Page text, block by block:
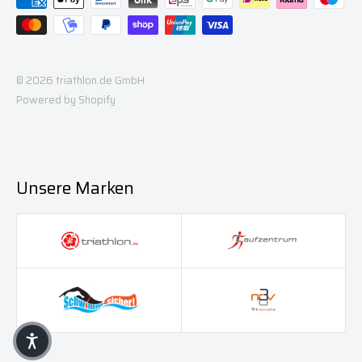
© 2026 triathlon.de GmbH
Powered by Shopify
Unsere Marken